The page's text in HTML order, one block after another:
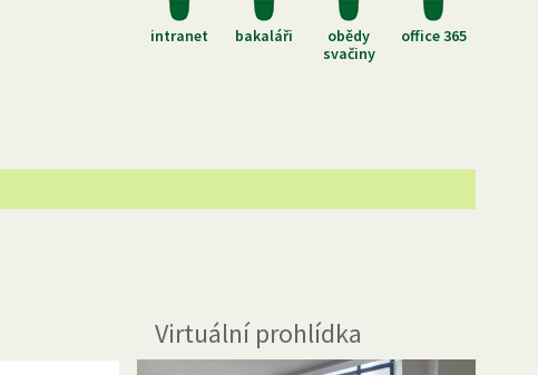
intranet bakaláři
obědy
svačiny
office 365
Virtuální prohlídka